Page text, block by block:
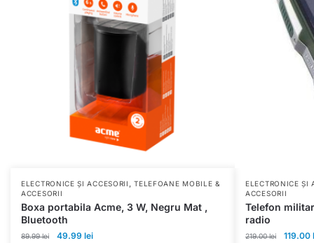
ELECTRONICE ȘI ACCESORII ,TELEFOANE MOBILE &
ACCESORII
Boxa portabila Acme, 3 W, Negru Mat ,
Bluetooth
89.99lei 49.99 lei
ELECTRONICE ȘI
ACCESORII
Telefon
radio
219.00lei 119.00